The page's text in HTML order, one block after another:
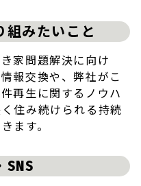
組みたいこと
家問題解決に向け
報交換や、弊社がこ
再生に関するノウハ
住み続けられる持続
ます。